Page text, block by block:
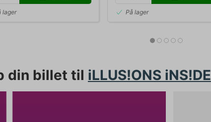
lager På lager
din billet til iLLUS!ONS iNS!DE